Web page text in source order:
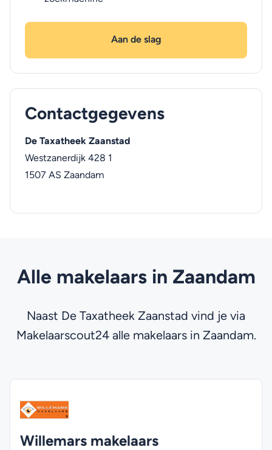
Aan de slag
Contactgegevens
De Taxatheek Zaanstad
Westzanerdijk 428 1
1507 AS Zaandam
Alle makelaars in Zaandam
Naast De Taxatheek Zaanstad vind je via
Makelaarscout24 alle makelaars in Zaandam.
Willemars makelaars